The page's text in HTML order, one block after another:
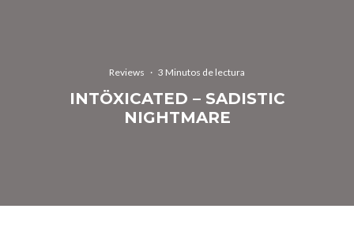
Reviews · 3 Minutos de lectura
INTÖXICATED – SADISTIC
NIGHTMARE